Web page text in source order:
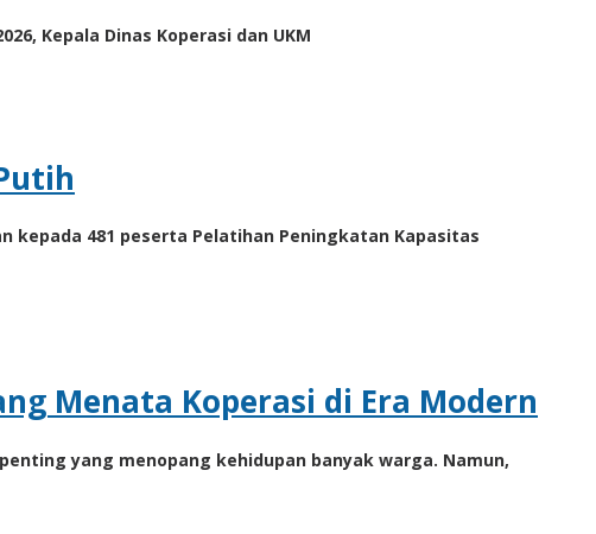
Kepala Dinas Koperasi dan UKM
kepada 481 peserta Pelatihan Peningkatan Kapasitas
Menata Koperasi di Era Modern
yang menopang kehidupan banyak warga. Namun,